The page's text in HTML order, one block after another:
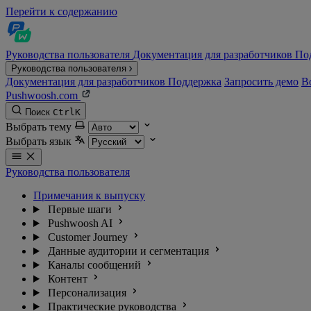
Перейти к содержанию
Руководства пользователя Документация для разработчиков
Руководства пользователя
Документация для разработчиков Поддержка Запросить демо
Pushwoosh.com
Поиск CtrlK
Выбрать тему
Выбрать язык
Руководства пользователя
Примечания к выпуску
Первые шаги
Pushwoosh AI
Customer Journey
Данные аудитории и сегментация
Каналы сообщений
Контент
Персонализация
Практические руководства